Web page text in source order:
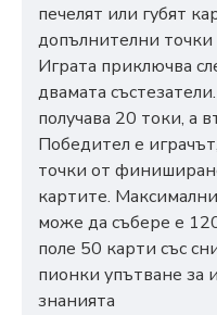
печелят или губят
допълнителни точки
Играта приключва
двамата
получава 20 токи, а
Победител е
точки от
картите.
може да събере е
поле 50 карти със
пионки упътване за
знанията